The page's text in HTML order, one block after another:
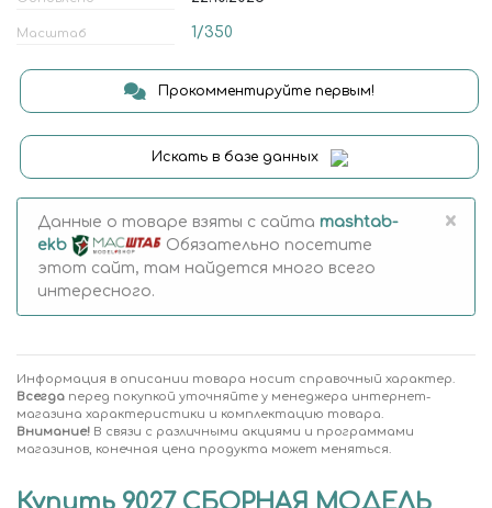
Масштаб 1/350
Прокомментируйте первым!
Искать в базе данных
Данные о товаре взяты с сайта mashtab-
ekb
Обязательно посетите
этот сайт, там найдется много всего
интересного.
×
Информация в описании товара носит справочный характер.
Всегда перед покупкой уточняйте у менеджера интернет-
магазина характеристики и комплектацию товара.
Внимание! В связи с различными акциями и программами
магазинов, конечная цена продукта может меняться.
Купить 9027 СБОРНАЯ МОДЕЛЬ